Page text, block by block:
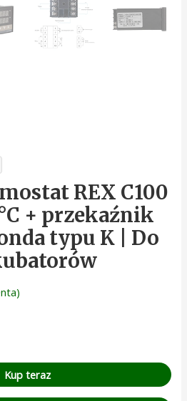
REX C100
+ przekaźnik
typu K | Do
Kup teraz